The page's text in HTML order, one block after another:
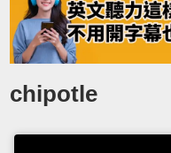
chipotle